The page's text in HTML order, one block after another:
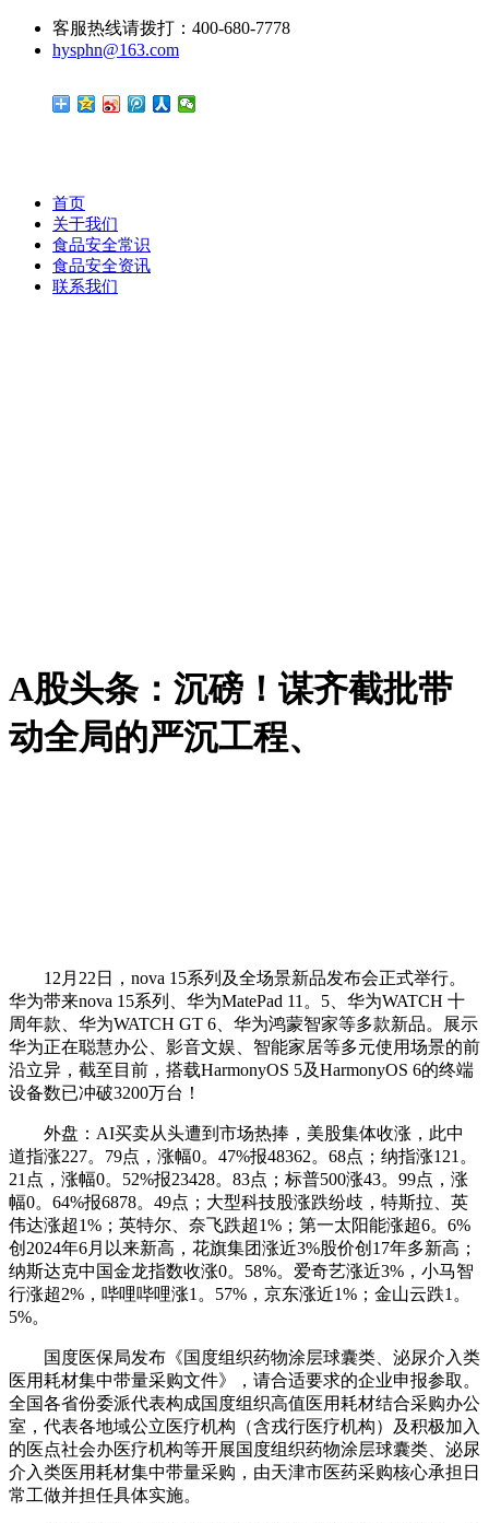
客服热线请拨打：400-680-7778
hysphn@163.com
首页
关于我们
食品安全常识
食品安全资讯
联系我们
A股头条：沉磅！谋齐截批带
动全局的严沉工程、
12月22日，nova 15系列及全场景新品发布会正式举行。
华为带来nova 15系列、华为MatePad 11。5、华为WATCH 十
周年款、华为WATCH GT 6、华为鸿蒙智家等多款新品。展示
华为正在聪慧办公、影音文娱、智能家居等多元使用场景的前
沿立异，截至目前，搭载HarmonyOS 5及HarmonyOS 6的终端
设备数已冲破3200万台！
外盘：AI买卖从头遭到市场热捧，美股集体收涨，此中
道指涨227。79点，涨幅0。47%报48362。68点；纳指涨121。
21点，涨幅0。52%报23428。83点；标普500涨43。99点，涨
幅0。64%报6878。49点；大型科技股涨跌纷歧，特斯拉、英
伟达涨超1%；英特尔、奈飞跌超1%；第一太阳能涨超6。6%
创2024年6月以来新高，花旗集团涨近3%股价创17年多新高；
纳斯达克中国金龙指数收涨0。58%。爱奇艺涨近3%，小马智
行涨超2%，哔哩哔哩涨1。57%，京东涨近1%；金山云跌1。
5%。
国度医保局发布《国度组织药物涂层球囊类、泌尿介入类
医用耗材集中带量采购文件》，请合适要求的企业申报参取。
全国各省份委派代表构成国度组织高值医用耗材结合采购办公
室，代表各地域公立医疗机构（含戎行医疗机构）及积极加入
的医点社会办医疗机构等开展国度组织药物涂层球囊类、泌尿
介入类医用耗材集中带量采购，由天津市医药采购核心承担日
常工做并担任具体实施。